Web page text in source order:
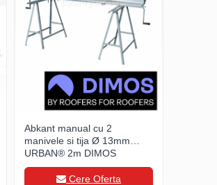
Abkant manual cu 2
manivele si tija Ø 13mm
URBAN® 2m DIMOS
Cere Oferta